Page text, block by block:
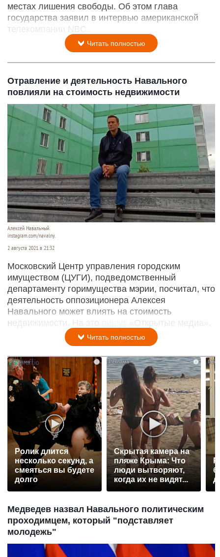
местах лишения свободы. Об этом глава
государства заявил в интервью американской
телекомпании NBC.
Читать полностью
Отравление и деятельность Навального
повлияли на стоимость недвижимости
Алексей Навальный.
instagram.com/navalny.
2 августа 2021 в 21:32
Московский Центр управления городским
имуществом (ЦУГИ), подведомственный
департаменту горимущества мэрии, посчитал, что
деятельность оппозиционера Алексея
Навального может влиять на стоимость
недвижимости. На это
«Открытые медиа».
Читать полностью
Ролик длится
несколько секунд, а
смеяться вы будете
долго
i
Скрытая камера на
пляже Крыма: Что
люди вытворяют,
когда их не видят...
Медведев назвал Навального политическим
проходимцем, который "подставляет
молодежь"